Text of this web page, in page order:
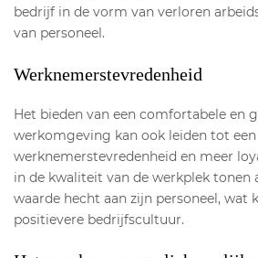
bedrijf in de vorm van verloren
van personeel.
Werknemerstevredenheid
Het bieden van een comfortabele en
werkomgeving kan ook leiden tot
werknemerstevredenheid en meer
in de kwaliteit van de werkplek tonen
waarde hecht aan zijn personeel, wat
positievere bedrijfscultuur.